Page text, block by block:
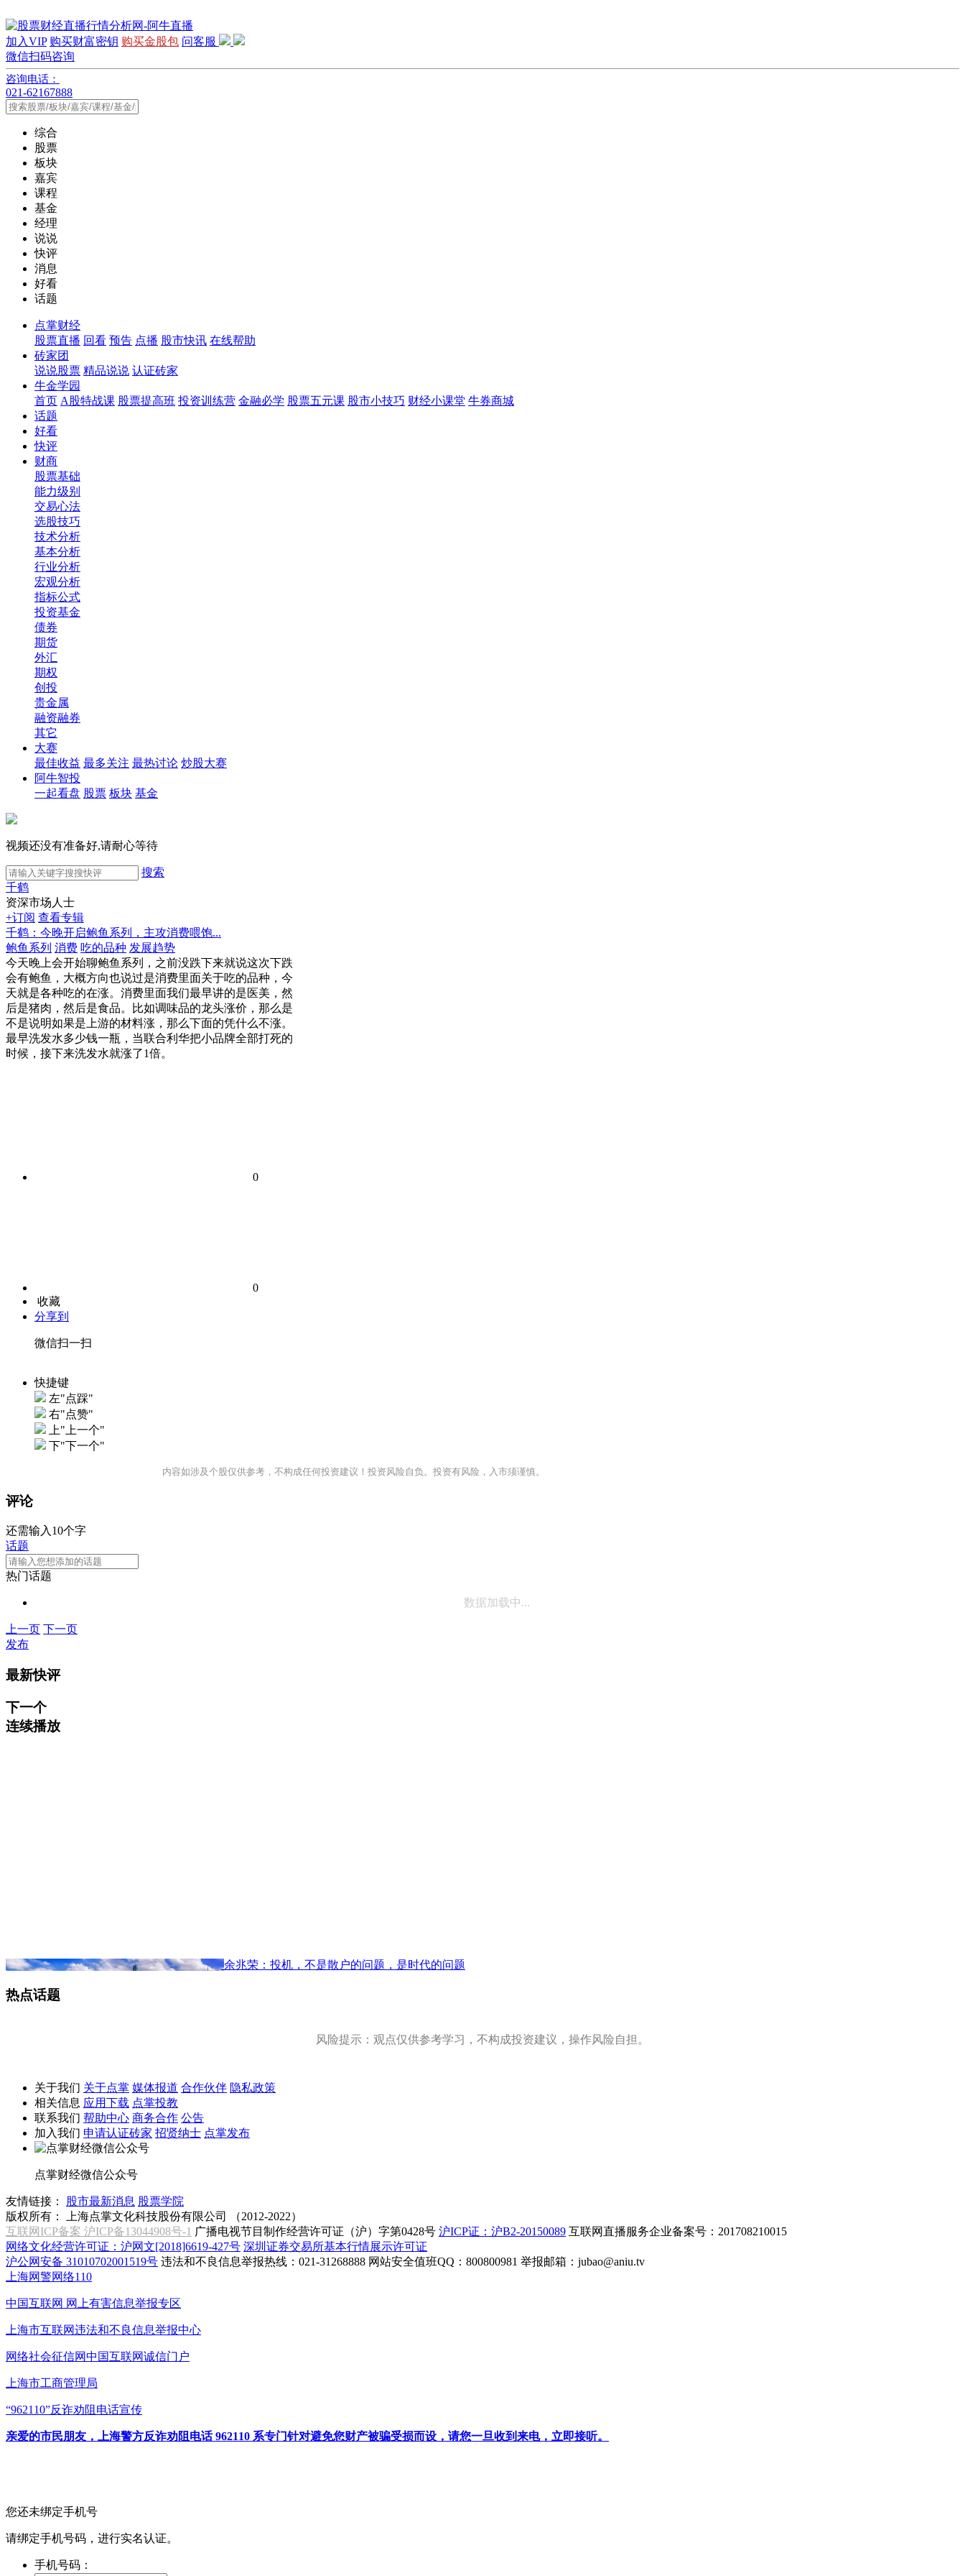
加入VIP 购买财富密钥 购买金股包 问客服
微信扫码咨询
咨询电话：
021-62167888
综合
股票
板块
嘉宾
课程
基金
经理
说说
快评
消息
好看
话题
点掌财经
股票直播 回看 预告 点播 股市快讯 在线帮助
砖家团
说说股票 精品说说 认证砖家
牛金学园
首页 A股特战课 股票提高班 投资训练营 金融必学 股票五元课 股市小技巧 财经小课堂 牛券商城
话题
好看
快评
财商
股票基础
能力级别
交易心法
选股技巧
技术分析
基本分析
行业分析
宏观分析
指标公式
投资基金
债券
期货
外汇
期权
创投
贵金属
融资融券
其它
大赛
最佳收益 最多关注 最热讨论 炒股大赛
阿牛智投
一起看盘 股票 板块 基金
视频还没有准备好,请耐心等待
搜索
千鹤
资深市场人士
+订阅 查看专辑
千鹤：今晚开启鲍鱼系列，主攻消费喂饱...
鲍鱼系列 消费 吃的品种 发展趋势
今天晚上会开始聊鲍鱼系列，之前没跌下来就说这次下跌
会有鲍鱼，大概方向也说过是消费里面关于吃的品种，今
天就是各种吃的在涨。消费里面我们最早讲的是医美，然
后是猪肉，然后是食品。比如调味品的龙头涨价，那么是
不是说明如果是上游的材料涨，那么下面的凭什么不涨。
最早洗发水多少钱一瓶，当联合利华把小品牌全部打死的
时候，接下来洗发水就涨了1倍。
0
0
收藏
分享到
微信扫一扫
快捷键
左"点踩"
右"点赞"
上"上一个"
下"下一个"
内容如涉及个股仅供参考，不构成任何投资建议！投资风险自负。投资有风险，入市须谨慎。
评论
还需输入10个字
话题
热门话题
数据加载中...
上一页 下一页
发布
最新快评
下一个
连续播放
余兆荣：投机，不是散户的问题，是时代的问题
热点话题
风险提示：观点仅供参考学习，不构成投资建议，操作风险自担。
关于我们 关于点掌 媒体报道 合作伙伴 隐私政策
相关信息 应用下载 点掌投教
联系我们 帮助中心 商务合作 公告
加入我们 申请认证砖家 招贤纳士 点掌发布
点掌财经微信公众号
友情链接： 股市最新消息 股票学院
版权所有：
上海点掌文化科技股份有限公司 （2012-2022）
互联网ICP备案 沪ICP备13044908号-1 广播电视节目制作经营许可证（沪）字第0428号 沪ICP证：沪B2-20150089 互联网直播服务企业备案号：201708210015
网络文化经营许可证：沪网文[2018]6619-427号 深圳证券交易所基本行情展示许可证
沪公网安备 31010702001519号 违法和不良信息举报热线：021-31268888 网站安全值班QQ：800800981 举报邮箱： jubao@aniu.tv
上海网警网络110
中国互联网 网上有害信息举报专区
上海市互联网违法和不良信息举报中心
网络社会征信网中国互联网诚信门户
上海市工商管理局
“962110”反诈劝阻电话宣传
亲爱的市民朋友，上海警方反诈劝阻电话 962110 系专门针对避免您财产被骗受损而设，请您一旦收到来电，立即接听。
您还未绑定手机号
请绑定手机号码，进行实名认证。
手机号码：